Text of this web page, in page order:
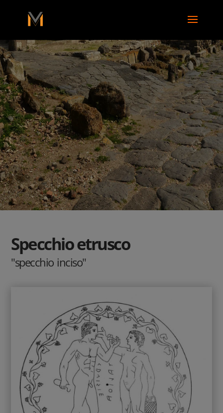
Specchio etrusco
"specchio inciso"